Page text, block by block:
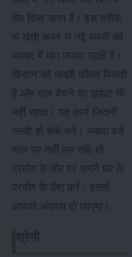
रोप दिया जाता है। इस तरीके
से खेती करने से नई सब्जी की
बाजार में मांग ज्यादा रहती है।
किसान को अच्छी कीमत मिलती
है और माल बेचने का झंझट भी
नहीं रहता। यह कार्य जितनी
जल्दी हो सके करें। ज्यादा बडे
स्तर पर नहीं कर सकें तो
प्रयोग के तौर पर अपने घर के
प्रयोग के लिए करें। इससे
आपको अंदाजा हो जाएगा।